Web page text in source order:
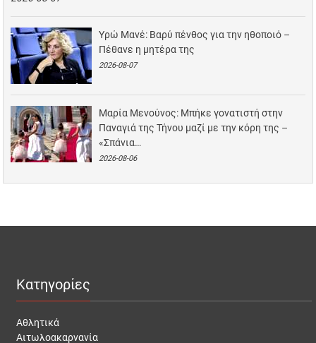
Υρώ Μανέ: Βαρύ πένθος για την ηθοποιό –
Πέθανε η μητέρα της
2026-08-07
Μαρία Μενούνος: Μπήκε γονατιστή στην
Παναγιά της Τήνου μαζί με την κόρη της –
«Σπάνια…
2026-08-06
Κατηγορίες
Αθλητικά
Αιτωλοακαρνανία